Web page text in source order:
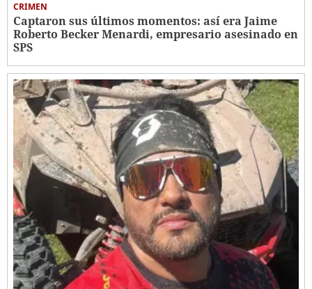
CRIMEN
Captaron sus últimos momentos: así era Jaime
Roberto Becker Menardi​​​, empresario asesinado en
SPS